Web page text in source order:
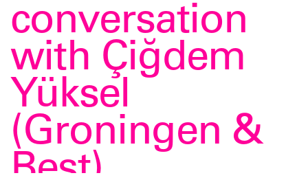
conversation
with Çiğdem
Yüksel
(Groningen &
Best)